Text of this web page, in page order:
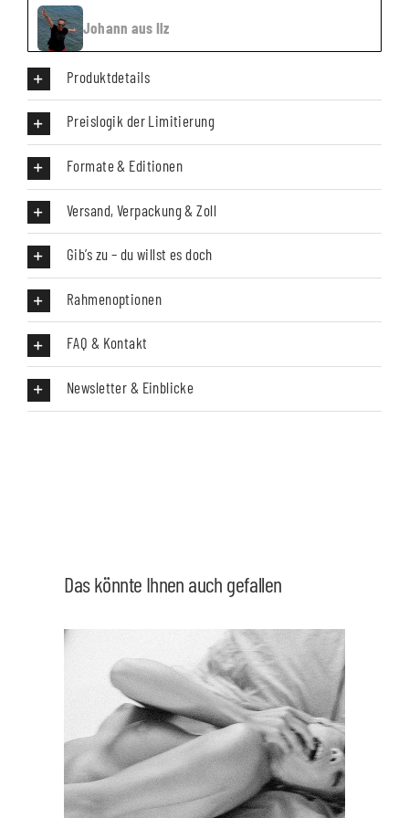
Johann aus Ilz
Produktdetails
Preislogik der Limitierung
Formate & Editionen
Versand, Verpackung & Zoll
Gib’s zu – du willst es doch
Rahmenoptionen
FAQ & Kontakt
Newsletter & Einblicke
Das könnte Ihnen auch gefallen